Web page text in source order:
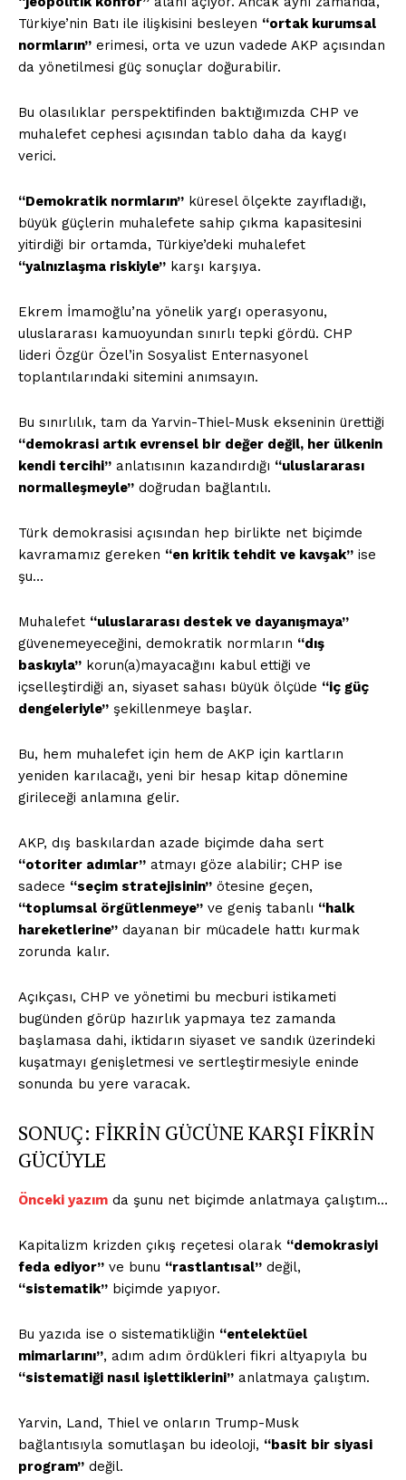
Türkiye’nin Batı ile ilişkisini besleyen “ortak kurumsal
normların” erimesi, orta ve uzun vadede AKP açısından
da yönetilmesi güç sonuçlar doğurabilir.
Bu olasılıklar perspektifinden baktığımızda CHP ve
muhalefet cephesi açısından tablo daha da kaygı
verici.
“Demokratik normların” küresel ölçekte zayıfladığı,
büyük güçlerin muhalefete sahip çıkma kapasitesini
yitirdiği bir ortamda, Türkiye’deki muhalefet
“yalnızlaşma riskiyle” karşı karşıya.
Ekrem İmamoğlu’na yönelik yargı operasyonu,
uluslararası kamuoyundan sınırlı tepki gördü. CHP
lideri Özgür Özel’in Sosyalist Enternasyonel
toplantılarındaki sitemini anımsayın.
Bu sınırlılık, tam da Yarvin-Thiel-Musk ekseninin ürettiği
“demokrasi artık evrensel bir değer değil, her ülkenin
kendi tercihi” anlatısının kazandırdığı “uluslararası
normalleşmeyle” doğrudan bağlantılı.
Türk demokrasisi açısından hep birlikte net biçimde
kavramamız gereken “en kritik tehdit ve kavşak” ise
şu…
Muhalefet “uluslararası destek ve dayanışmaya”
güvenemeyeceğini, demokratik normların “dış
baskıyla” korun(a)mayacağını kabul ettiği ve
içselleştirdiği an, siyaset sahası büyük ölçüde “iç güç
dengeleriyle” şekillenmeye başlar.
Bu, hem muhalefet için hem de AKP için kartların
yeniden karılacağı, yeni bir hesap kitap dönemine
girileceği anlamına gelir.
AKP, dış baskılardan azade biçimde daha sert
“otoriter adımlar” atmayı göze alabilir; CHP ise
sadece “seçim stratejisinin” ötesine geçen,
“toplumsal örgütlenmeye” ve geniş tabanlı “halk
hareketlerine” dayanan bir mücadele hattı kurmak
zorunda kalır.
Açıkçası, CHP ve yönetimi bu mecburi istikameti
bugünden görüp hazırlık yapmaya tez zamanda
başlamasa dahi, iktidarın siyaset ve sandık üzerindeki
kuşatmayı genişletmesi ve sertleştirmesiyle eninde
sonunda bu yere varacak.
SONUÇ: FİKRİN GÜCÜNE KARŞI FİKRİN
GÜCÜYLE
Önceki yazım da şunu net biçimde anlatmaya çalıştım…
Kapitalizm krizden çıkış reçetesi olarak “demokrasiyi
feda ediyor” ve bunu “rastlantısal” değil,
“sistematik” biçimde yapıyor.
Bu yazıda ise o sistematikliğin “entelektüel
mimarlarını”, adım adım ördükleri fikri altyapıyla bu
“sistematiği nasıl işlettiklerini” anlatmaya çalıştım.
Yarvin, Land, Thiel ve onların Trump-Musk
bağlantısıyla somutlaşan bu ideoloji, “basit bir siyasi
program” değil.